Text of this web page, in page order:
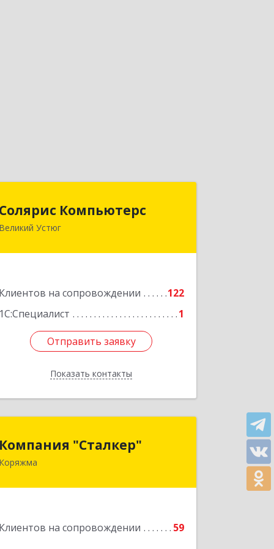
Солярис Компьютерс
Великий Устюг
Клиентов на сопровождении
122
1С:Специалист
1
Отправить заявку
Показать контакты
162390, Вологодская обл, Великий
Отправить заявку
Назад
Компания "Сталкер"
Коряжма
Клиентов на сопровождении 59
165651, Архангельская обл, Коряжма г,